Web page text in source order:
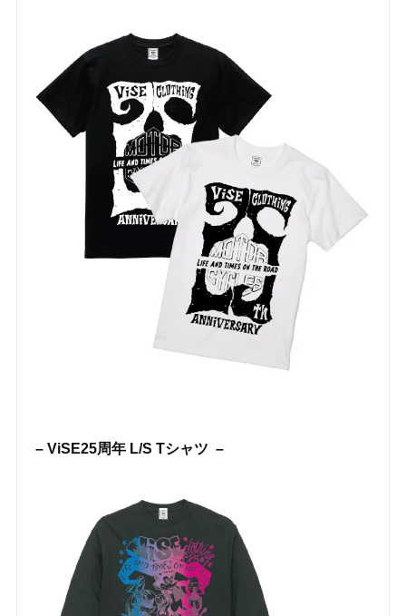
– ViSE25周年 L/S Tシャツ –